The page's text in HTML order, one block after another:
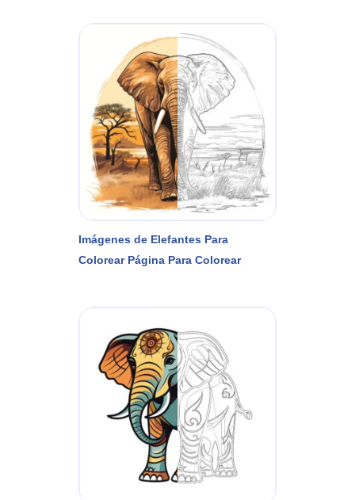
Imágenes de Elefantes Para
Colorear Página Para Colorear